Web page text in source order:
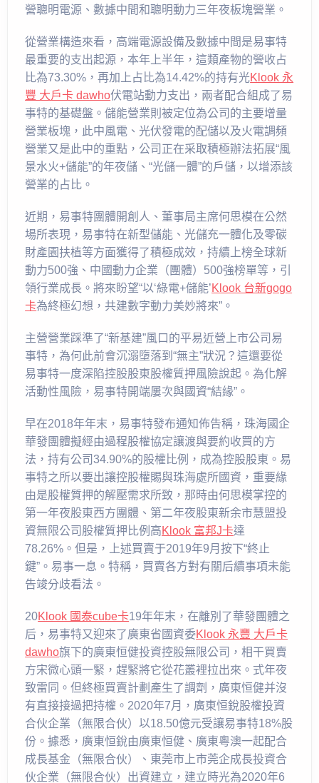
營聰明電源、數據中間和聰明動力三年夜板塊營業。
從營業構造來看，高端電源設備及數據中間是易事特
最重要的支出起源，本年上半年，這類產物的營收占
比為73.30%，再加上占比為14.42%的持有光Klook 永
豐 大戶卡 dawho伏電站動力支出，兩者配合組成了易
事特的基礎盤。儲能營業則被定位為公司的主要增量
營業板塊，此中風電、光伏發電的配儲以及火電調頻
營業又是此中的重點，公司正在采取積極辦法拓展“風
景水火+儲能”的年夜儲、“光儲一體”的戶儲，以增添該
營業的占比。
近期，易事特團體開創人、董事局主席何思模在公然
場所表現，易事特在新型儲能、光儲充一體化及零碳
財產園扶植等方面獲得了積極成效，持續上榜全球新
動力500強、中國動力企業（團體）500強榜單等，引
領行業成長。將來盼望“以‘綠電+儲能’Klook 台新gogo
卡為終極幻想，共建數字動力美妙將來”。
主營營業踩準了“新基建”風口的平易近營上市公司易
事特，為何此前會沉溺墮落到“無主”狀況？這還要從
易事特一度深陷控股股東股權質押風險說起。為化解
活動性風險，易事特開端屢次與國資“結緣”。
早在2018年年末，易事特發布通知佈告稱，珠海國企
華發團體擬經由過程股權協定讓渡與要約收買的方
法，持有公司34.90%的股權比例，成為控股股東。易
事特之所以要出讓控股權賜與珠海處所國資，重要緣
由是股權質押的解壓需求所致，那時由何思模掌控的
第一年夜股東西方團體、第二年夜股東新余市慧盟投
資無限公司股權質押比例高Klook 富邦J卡達
78.26%。但是，上述買賣于2019年9月按下“終止
鍵”。易事一息。特稱，買賣各方對有關后續事項未能
告竣分歧看法。
20Klook 國泰cube卡19年年末，在離別了華發團體之
后，易事特又迎來了廣東省國資委Klook 永豐 大戶卡
dawho旗下的廣東恒健投資控股無限公司，相干買賣
方宋微心頭一緊，趕緊將它從花叢裡拉出來。式年夜
致雷同。但終極買賣計劃產生了調劑，廣東恒健并沒
有直接接過把持權。2020年7月，廣東恒銳股權投資
合伙企業（無限合伙）以18.50億元受讓易事特18%股
份。據悉，廣東恒銳由廣東恒健、廣東粵澳一起配合
成長基金（無限合伙）、東莞市上市莞企成長投資合
伙企業（無限合伙）出資建立，建立時光為2020年6